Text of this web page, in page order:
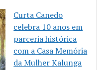
Curta Canedo
celebra 10 anos em
parceria histórica
com a Casa Memória
da Mulher Kalunga
Comunidade Quilombola
do Alto Santana vence
concurso “A Rua
Enfeitada da Copa do